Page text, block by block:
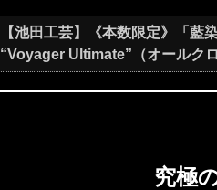
【池田工芸】《本数限定》「
“Voyager Ultimate”（オールク
究極